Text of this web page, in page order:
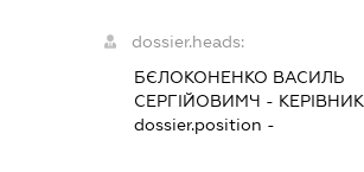
dossier.heads:
БЄЛОКОНЕНКО ВАСИЛЬ
СЕРГІЙОВИМЧ - КЕРІВНИК
dossier.position -